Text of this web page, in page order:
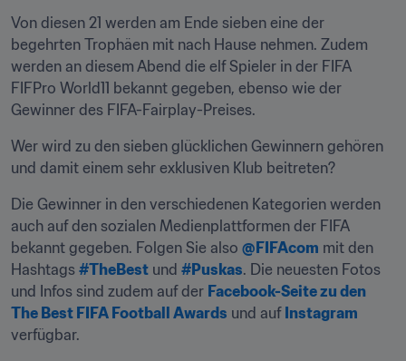
Von diesen 21 werden am Ende sieben eine der
begehrten Trophäen mit nach Hause nehmen. Zudem
werden an diesem Abend die elf Spieler in der FIFA
FIFPro World11 bekannt gegeben, ebenso wie der
Gewinner des FIFA-Fairplay-Preises.
Wer wird zu den sieben glücklichen Gewinnern gehören
und damit einem sehr exklusiven Klub beitreten?
Die Gewinner in den verschiedenen Kategorien werden
auch auf den sozialen Medienplattformen der FIFA
bekannt gegeben. Folgen Sie also @FIFAcom mit den
Hashtags #TheBest und #Puskas. Die neuesten Fotos
und Infos sind zudem auf der Facebook-Seite zu den
The Best FIFA Football Awards und auf Instagram
verfügbar.